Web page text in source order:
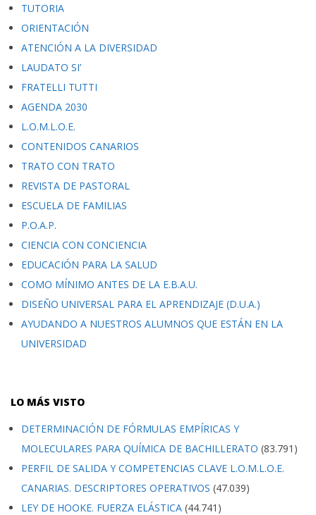
TUTORIA
ORIENTACIÓN
ATENCIÓN A LA DIVERSIDAD
LAUDATO SI’
FRATELLI TUTTI
AGENDA 2030
L.O.M.L.O.E.
CONTENIDOS CANARIOS
TRATO CON TRATO
REVISTA DE PASTORAL
ESCUELA DE FAMILIAS
P.O.A.P.
CIENCIA CON CONCIENCIA
EDUCACIÓN PARA LA SALUD
COMO MÍNIMO ANTES DE LA E.B.A.U.
DISEÑO UNIVERSAL PARA EL APRENDIZAJE (D.U.A.)
AYUDANDO A NUESTROS ALUMNOS QUE ESTÁN EN LA
UNIVERSIDAD
LO MÁS VISTO
DETERMINACIÓN DE FÓRMULAS EMPÍRICAS Y
MOLECULARES PARA QUÍMICA DE BACHILLERATO (83.791)
PERFIL DE SALIDA Y COMPETENCIAS CLAVE L.O.M.L.O.E.
CANARIAS. DESCRIPTORES OPERATIVOS (47.039)
LEY DE HOOKE. FUERZA ELÁSTICA (44.741)